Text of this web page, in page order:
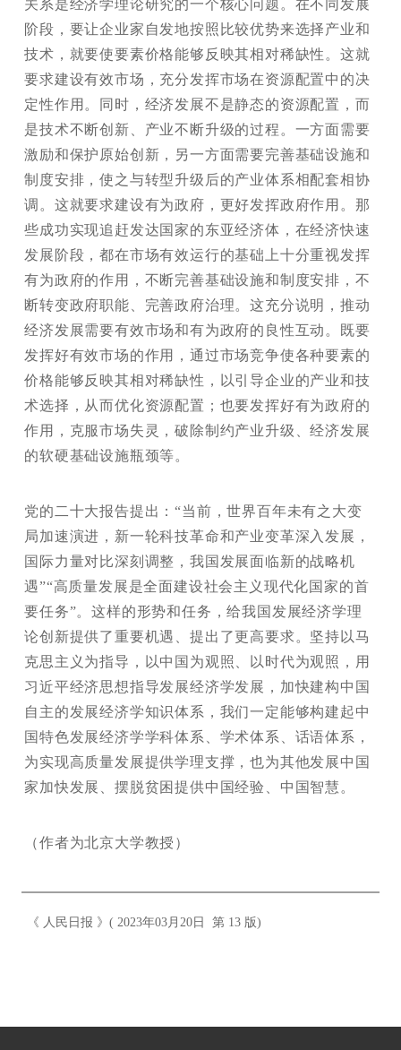
关系是经济学理论研究的一个核心问题。在不同发展
阶段，要让企业家自发地按照比较优势来选择产业和
技术，就要使要素价格能够反映其相对稀缺性。这就
要求建设有效市场，充分发挥市场在资源配置中的决
定性作用。同时，经济发展不是静态的资源配置，而
是技术不断创新、产业不断升级的过程。一方面需要
激励和保护原始创新，另一方面需要完善基础设施和
制度安排，使之与转型升级后的产业体系相配套相协
调。这就要求建设有为政府，更好发挥政府作用。那
些成功实现追赶发达国家的东亚经济体，在经济快速
发展阶段，都在市场有效运行的基础上十分重视发挥
有为政府的作用，不断完善基础设施和制度安排，不
断转变政府职能、完善政府治理。这充分说明，推动
经济发展需要有效市场和有为政府的良性互动。既要
发挥好有效市场的作用，通过市场竞争使各种要素的
价格能够反映其相对稀缺性，以引导企业的产业和技
术选择，从而优化资源配置；也要发挥好有为政府的
作用，克服市场失灵，破除制约产业升级、经济发展
的软硬基础设施瓶颈等。
党的二十大报告提出：“当前，世界百年未有之大变
局加速演进，新一轮科技革命和产业变革深入发展，
国际力量对比深刻调整，我国发展面临新的战略机
遇”“高质量发展是全面建设社会主义现代化国家的首
要任务”。这样的形势和任务，给我国发展经济学理
论创新提供了重要机遇、提出了更高要求。坚持以马
克思主义为指导，以中国为观照、以时代为观照，用
习近平经济思想指导发展经济学发展，加快建构中国
自主的发展经济学知识体系，我们一定能够构建起中
国特色发展经济学学科体系、学术体系、话语体系，
为实现高质量发展提供学理支撑，也为其他发展中国
家加快发展、摆脱贫困提供中国经验、中国智慧。
（作者为北京大学教授）
《 人民日报 》( 2023年03月20日 第 13 版)